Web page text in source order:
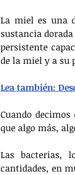
La miel es una
sustancia
persistente
de la miel y a su
Lea también:
Cuando
que algo más,
Las bacterias,
cantidades, en